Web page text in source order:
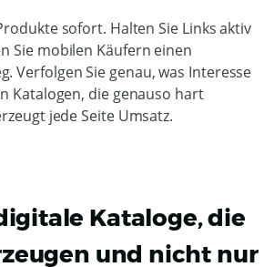
sofort. Halten Sie Links aktiv
Sie mobilen Käufern einen
Verfolgen Sie genau, was Interesse
Katalogen, die genauso hart
jede Seite Umsatz.
Kataloge, die
und nicht nur